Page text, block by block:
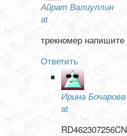
Айрат Валиуллин
at
трекномер напишите
Ответить
Ирина Бочарова
at
RD462307256CN